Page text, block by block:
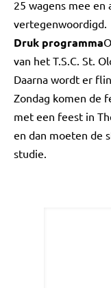
25 wagens mee en
vertegenwoordigd.
Druk programma
van het T.S.C. St.
Daarna wordt er
Zondag komen de
met een feest in
en dan moeten de
studie.